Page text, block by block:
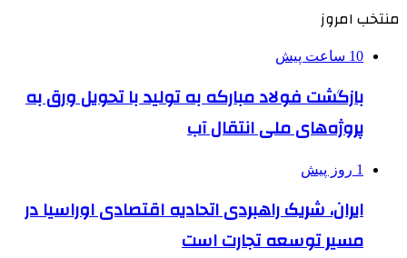
منتخب امروز
10 ساعت پیش
بازگشت فولاد مبارکه به تولید با تحویل ورق به
پروژه‌های ملی انتقال آب
1 روز پیش
ایران، شریک راهبردی اتحادیه اقتصادی اوراسیا در
مسیر توسعه تجارت است